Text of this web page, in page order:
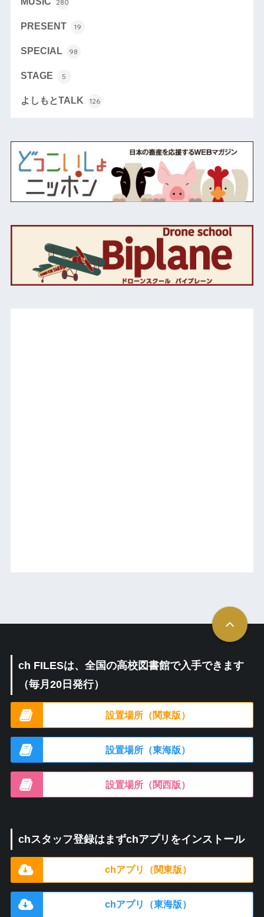
280
PRESENT 19
SPECIAL 98
STAGE 5
よしもとTALK 126
ch FILESは、全国の高校図書館で入手できます
（毎月20日発行）
設置場所（関東版）
設置場所（東海版）
設置場所（関西版）
chスタッフ登録はまずchアプリをインストール
chアプリ（関東版）
chアプリ（東海版）